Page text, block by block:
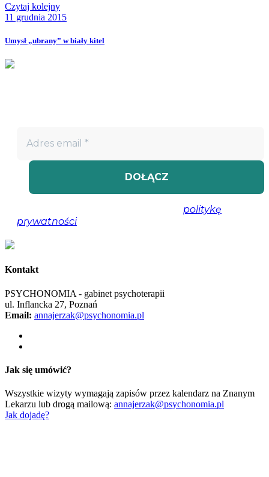
Czytaj kolejny
11 grudnia 2015
Umysł „ubrany” w biały kitel
politykę
prywatności, aby uzyskać więcej informacji.
Kontakt
PSYCHONOMIA - gabinet psychoterapii
ul. Inflancka 27, Poznań
Email: annajerzak@psychonomia.pl
Jak się umówić?
Wszystkie wizyty wymagają zapisów przez kalendarz na Znanym
Lekarzu lub drogą mailową: annajerzak@psychonomia.pl
Jak dojadę?